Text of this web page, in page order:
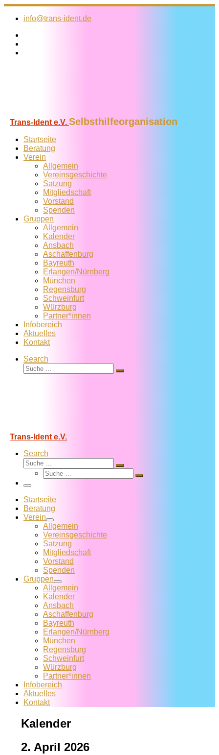
Zum
Inhalt
info@trans-ident.de
Trans-Ident e.V. Selbsthilfeorganisation
Startseite
Beratung
Verein
Allgemein
Vereins­geschichte
Satzung
Mitglied­schaft
Vorstand
Spenden
Gruppen
Allgemein
Kalender
Ansbach
Aschaffenburg
Bayreuth
Erlangen/Nürnberg
München
Regensburg
Schweinfurt
Würzburg
Partner*innen
Infobereich
Aktuelles
Kontakt
Search
Suche
Suche
Trans-Ident e.V.
Search
Suche
Suche
Suche
Suche
Menü
Startseite
Beratung
Verein
Allgemein
Vereins­geschichte
Satzung
Mitglied­schaft
Vorstand
Spenden
Gruppen
Allgemein
Kalender
Ansbach
Aschaffenburg
Bayreuth
Erlangen/Nürnberg
München
Regensburg
Schweinfurt
Würzburg
Partner*innen
Infobereich
Aktuelles
Kontakt
Kalender
2. April 2026